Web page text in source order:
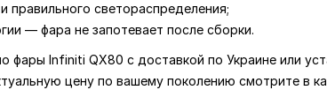
правильного светораспределения;
— фара не запотевает после сборки.
фары Infiniti QX80 с доставкой по Украине или
цену по вашему поколению смотрите в